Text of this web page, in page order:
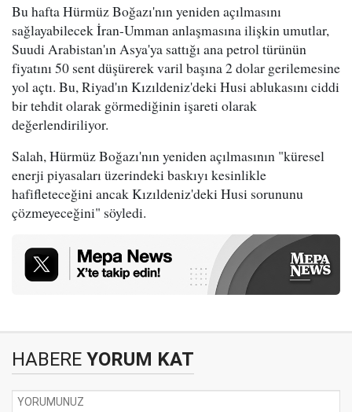
Bu hafta Hürmüz Boğazı'nın yeniden açılmasını
sağlayabilecek İran-Umman anlaşmasına ilişkin umutlar,
Suudi Arabistan'ın Asya'ya sattığı ana petrol türünün
fiyatını 50 sent düşürerek varil başına 2 dolar gerilemesine
yol açtı. Bu, Riyad'ın Kızıldeniz'deki Husi ablukasını ciddi
bir tehdit olarak görmediğinin işareti olarak
değerlendiriliyor.
Salah, Hürmüz Boğazı'nın yeniden açılmasının "küresel
enerji piyasaları üzerindeki baskıyı kesinlikle
hafifleteceğini ancak Kızıldeniz'deki Husi sorununu
çözmeyeceğini" söyledi.
HABERE YORUM KAT